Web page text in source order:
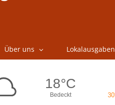
Über uns Lokalausgaben